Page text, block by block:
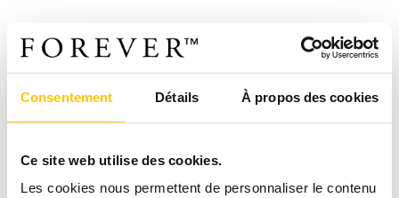
Consentement Détails À propos des cookies
Ce site web utilise des cookies.
Les cookies nous permettent de personnaliser le contenu